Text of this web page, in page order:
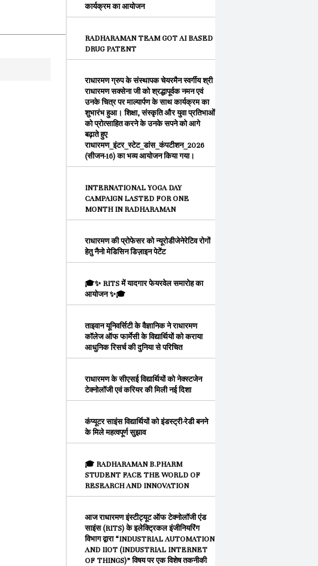
कार्यक्रम का आयोजन
RADHARAMAN TEAM GOT AI BASED
DRUG PATENT
राधारमण ग्रुप के संस्थापक चेयरमैन स्वर्गीय श्री
राधारमण सक्सेना जी को श्रद्धापूर्वक नमन एवं
उनके चित्र पर माल्यार्पण के साथ कार्यक्रम का
शुभारंभ हुआ। शिक्षा, संस्कृति और युवा प्रतिभाओं
को प्रोत्साहित करने के उनके सपने को आगे
बढ़ाते हुए
राधारमण_इंटर_स्टेट_डांस_कंपटीशन_2026
(सीजन-16) का भव्य आयोजन किया गया।
INTERNATIONAL YOGA DAY
CAMPAIGN LASTED FOR ONE
MONTH IN RADHARAMAN
राधारमण की प्रोफेसर को न्यूरोडीजेनेरेटिव रोगों
हेतु नैनो मेडिसिन डिज़ाइन पेटेंट
🎓✨ RITS में यादगार फेयरवेल समारोह का
आयोजन ✨🎓
ताइवान यूनिवर्सिटी के वैज्ञानिक ने राधारमण
कॉलेज ऑफ फार्मेसी के विद्यार्थियों को कराया
आधुनिक रिसर्च की दुनिया से परिचित
राधारमण के सीएसई विद्यार्थियों को नेक्स्टजेन
टेक्नोलॉजी एवं करियर की मिली नई दिशा
कंप्यूटर साइंस विद्यार्थियों को इंडस्ट्री-रेडी बनने
के मिले महत्वपूर्ण सुझाव
🎓 RADHARAMAN B.PHARM
STUDENT FACE THE WORLD OF
RESEARCH AND INNOVATION
आज राधारमण इंस्टीट्यूट ऑफ टेक्नोलॉजी एंड
साइंस (RITS) के इलेक्ट्रिकल इंजीनियरिंग
विभाग द्वारा “INDUSTRIAL AUTOMATION
AND IIOT (INDUSTRIAL INTERNET
OF THINGS)” विषय पर एक विशेष तकनीकी